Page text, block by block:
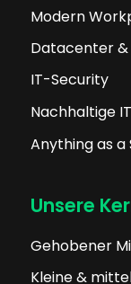
Modern
Datacenter &
IT-Security
Nachhaltige IT
Anything as a
Unsere
Gehobener
Kleine &